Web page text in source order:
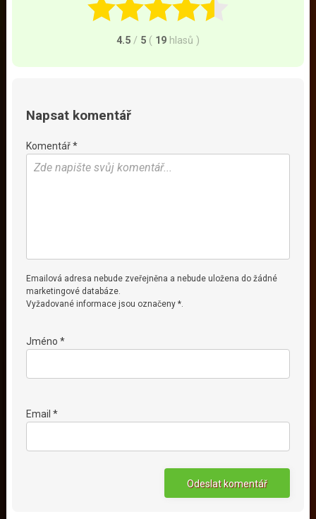
4.5 / 5 ( 19 hlasů )
Napsat komentář
Komentář *
Emailová adresa nebude zveřejněna a nebude uložena do žádné
marketingové databáze.
Vyžadované informace jsou označeny *.
Jméno *
Email *